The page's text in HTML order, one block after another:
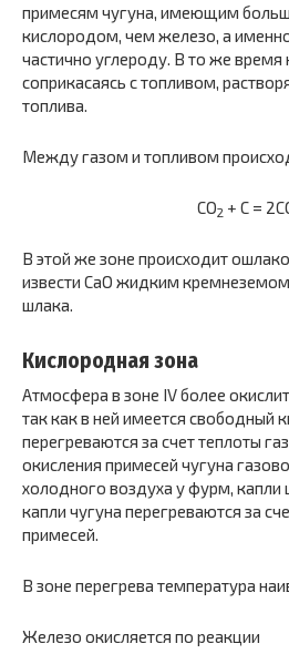
примесям чугуна, имеющим
кислородом, чем железо, а
частично углероду. В то же время
соприкасаясь с топливом,
топлива.
Между газом и топливом
CO2 + C =
В этой же зоне происходит
извести CaO жидким кремнеземом
шлака.
Кислородная зона
Атмосфера в зоне IV более
так как в ней имеется свободный
перегреваются за счет теплоты
окисления примесей чугуна
холодного воздуха у фурм,
капли чугуна перегреваются за
примесей.
В зоне перегрева температура
Железо окисляется по реакции